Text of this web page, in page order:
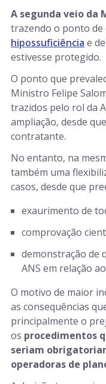
A segunda veio da
trazendo o ponto de
hipossuficiência e
estivesse protegido.
O ponto que
Ministro Felipe
trazidos pelo rol da
ampliação, desde
contratante.
No entanto, na
também uma
casos, desde que
exaurimento de
comprovação
demonstração de
ANS em relação
O motivo de maior
as consequências
principalmente o
os procedimentos
seriam
operadoras de